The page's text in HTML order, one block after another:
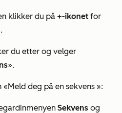
klikker du på +-ikonet for
du etter og velger
».
«Meld deg på en sekvens »:
Sekvens og